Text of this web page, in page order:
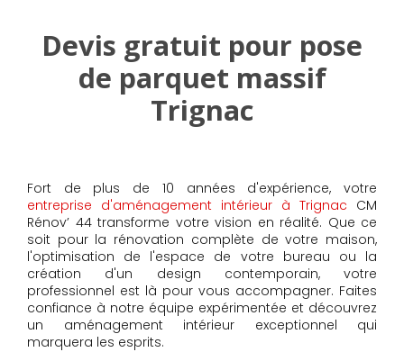
Devis gratuit pour pose
de parquet massif
Trignac
Fort de plus de 10 années d'expérience, votre
entreprise d'aménagement intérieur à Trignac CM
Rénov’ 44 transforme votre vision en réalité. Que ce
soit pour la rénovation complète de votre maison,
l'optimisation de l'espace de votre bureau ou la
création d'un design contemporain, votre
professionnel est là pour vous accompagner. Faites
confiance à notre équipe expérimentée et découvrez
un aménagement intérieur exceptionnel qui
marquera les esprits.